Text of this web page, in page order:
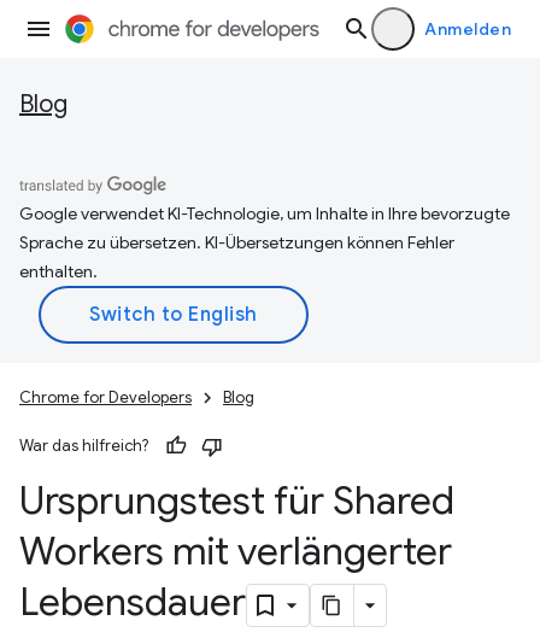
Anmelden
Blog
Google verwendet KI-Technologie, um Inhalte in Ihre bevorzugte
Sprache zu übersetzen. KI-Übersetzungen können Fehler
enthalten.
Chrome for Developers Blog
War das hilfreich?
Ursprungstest für Shared
Workers mit verlängerter
Lebensdauer